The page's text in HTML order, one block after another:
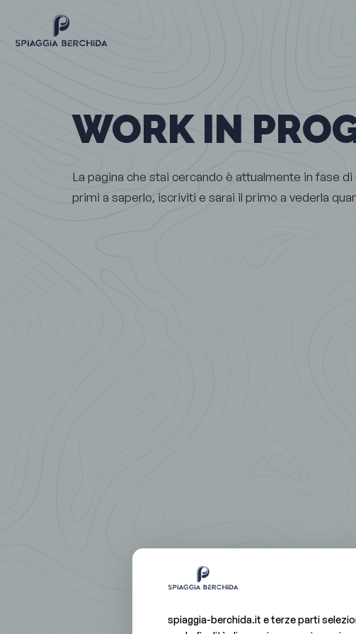
WORK IN
La pagina che stai cercando è attualmente in fase
primi a saperlo, iscriviti e sarai il primo a vederla
spiaggia-berchida.it e terze parti